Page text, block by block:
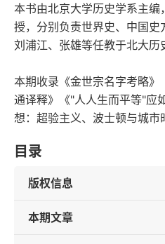
本书由北京大学历史学系主
授，分别负责世界史、中国
刘浦江、张雄等任教于北大历
本期收录《金世宗名字考略
通译释》《"人人生而平等"应
想：超验主义、波士顿与城市
目录
版权信息
本期文章